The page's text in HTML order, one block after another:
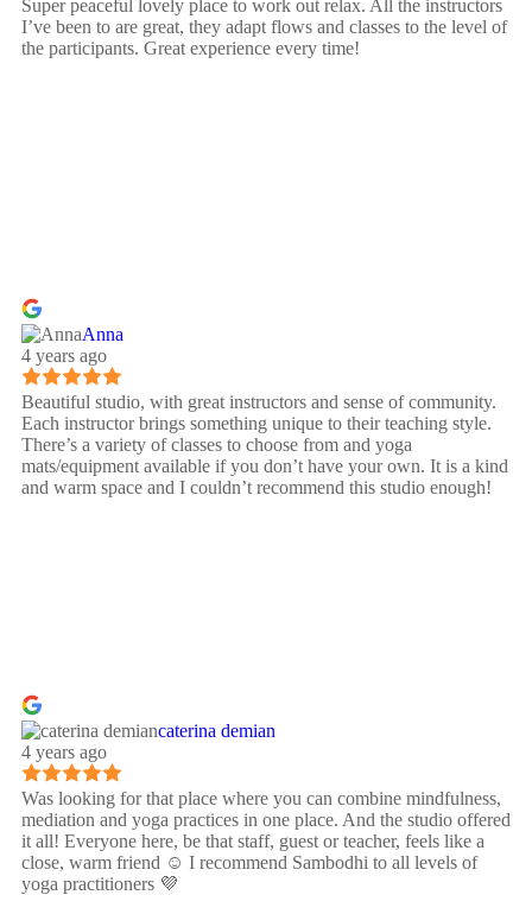
Super peaceful lovely place to work out relax. All the instructors
I’ve been to are great, they adapt flows and classes to the level of
the participants. Great experience every time!
Anna
4 years ago
Beautiful studio, with great instructors and sense of community.
Each instructor brings something unique to their teaching style.
There’s a variety of classes to choose from and yoga
mats/equipment available if you don’t have your own. It is a kind
and warm space and I couldn’t recommend this studio enough!
caterina demian
4 years ago
Was looking for that place where you can combine mindfulness,
mediation and yoga practices in one place. And the studio offered
it all! Everyone here, be that staff, guest or teacher, feels like a
close, warm friend ☺️ I recommend Sambodhi to all levels of
yoga practitioners 💜